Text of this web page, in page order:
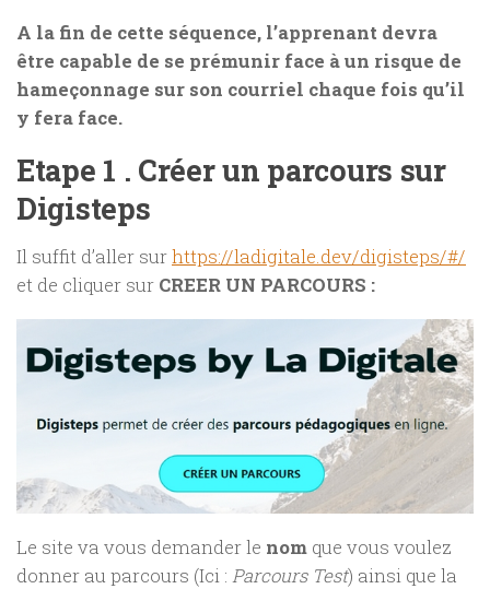
A la fin de cette séquence, l’apprenant devra
être capable de se prémunir face à un risque de
hameçonnage sur son courriel chaque fois qu’il
y fera face.
Etape 1 . Créer un parcours sur
Digisteps
Il suffit d’aller surhttps://ladigitale.dev/digisteps/#/
et de cliquer sur CREER UN PARCOURS :
Le site va vous demander le nom que vous voulez
donner au parcours (Ici : Parcours Test) ainsi que la